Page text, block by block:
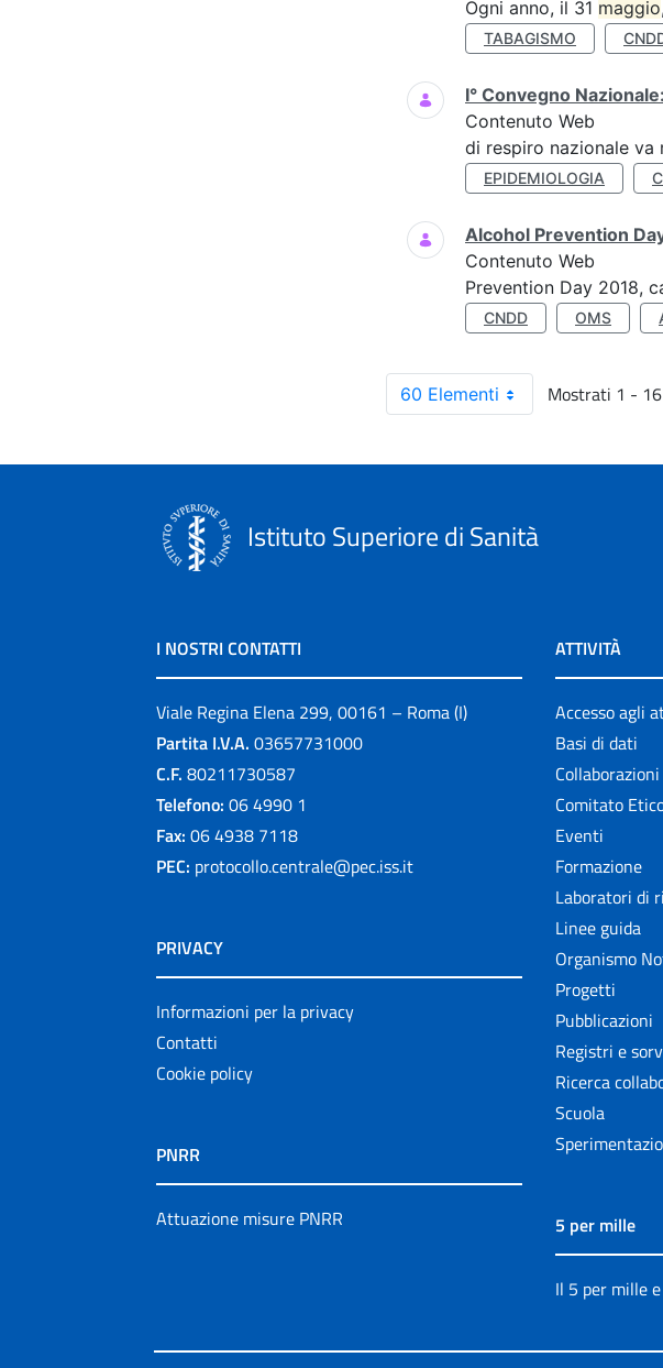
Ogni anno, il 31 maggio
TABAGISMO
I° Convegno
Contenuto Web
di respiro nazionale
EPIDEMIOLOGIA
Alcohol Prevention
Contenuto Web
Prevention Day 2018,
CNDD OMS
60 Elementi Mostrati 1 -
Istituto Superiore di Sanità
I NOSTRI CONTATTI
Viale Regina Elena 299, 00161 – Roma (I)
Partita I.V.A. 03657731000
C.F. 80211730587
Telefono: 06 4990 1
Fax: 06 4938 7118
PEC: protocollo.centrale@pec.iss.it
PRIVACY
Informazioni per la privacy
Contatti
Cookie policy
PNRR
Attuazione misure PNRR
ATTIVITÀ
Accesso agli
Basi di dati
Comitato
Eventi
Formazione
Laboratori di
Linee guida
Organismo
Progetti
Pubblicazioni
Registri e
Ricerca
Scuola
5 per mille
Il 5 per mille